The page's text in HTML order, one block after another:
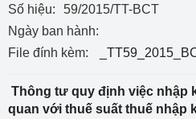
Số hiệu:
59/2015/TT-BCT
Ngày ban hành:
File đính kèm:
Thông tư quy định việc nhập
quan với thuế suất thuế nhập